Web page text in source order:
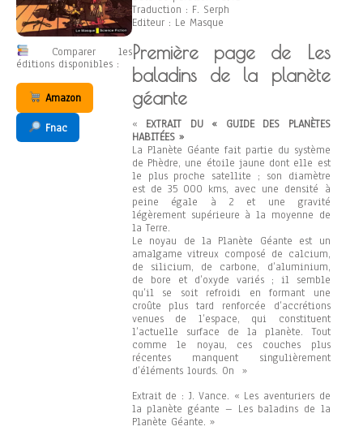
Comparer les
éditions disponibles :
Amazon
Fnac
Traduction : F. Serph
Editeur : Le Masque
Première page de Les
baladins de la planète
géante
« EXTRAIT DU « GUIDE DES PLANÈTES
HABITÉES »
La Planète Géante fait partie du système
de Phèdre, une étoile jaune dont elle est
le plus proche satellite ; son diamètre
est de 35 000 kms, avec une densité à
peine égale à 2 et une gravité
légèrement supérieure à la moyenne de
la Terre.
Le noyau de la Planète Géante est un
amalgame vitreux composé de calcium,
de silicium, de carbone, d’aluminium,
de bore et d’oxyde variés ; il semble
qu’il se soit refroidi en formant une
croûte plus tard renforcée d’accrétions
venues de l’espace, qui constituent
l’actuelle surface de la planète. Tout
comme le noyau, ces couches plus
récentes manquent singulièrement
d’éléments lourds. On »
Extrait de : J. Vance. « Les aventuriers de
la planète géante – Les baladins de la
Planète Géante. »